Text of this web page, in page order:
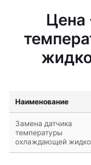
Цена
Наименование
Замена датчика
температуры
охлаждающей